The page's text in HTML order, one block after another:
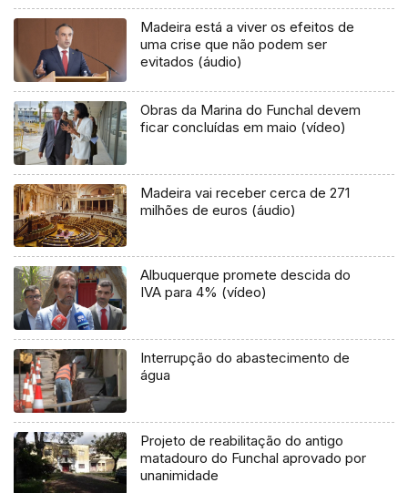
Madeira está a viver os efeitos de
uma crise que não podem ser
evitados (áudio)
Obras da Marina do Funchal devem
ficar concluídas em maio (vídeo)
Madeira vai receber cerca de 271
milhões de euros (áudio)
Albuquerque promete descida do
IVA para 4% (vídeo)
Interrupção do abastecimento de
água
Projeto de reabilitação do antigo
matadouro do Funchal aprovado por
unanimidade